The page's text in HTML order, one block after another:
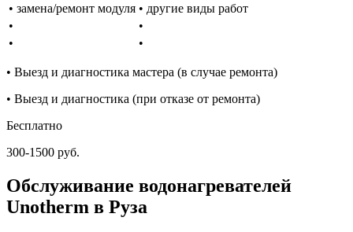
• замена/ремонт модуля • другие виды работ
•
•
•
•
• Выезд и диагностика мастера (в случае ремонта)
• Выезд и диагностика (при отказе от ремонта)
Бесплатно
300-1500 руб.
Обслуживание водонагревателей
Unotherm в Руза